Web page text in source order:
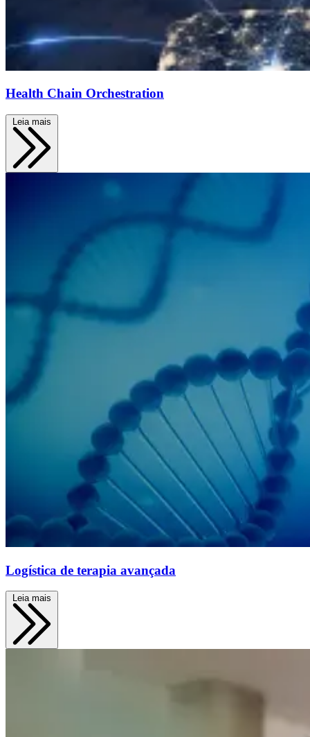
Health Chain Orchestration
Leia mais
Logística de terapia avançada
Leia mais